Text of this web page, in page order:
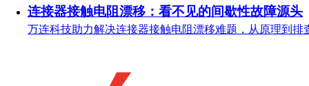
连接器接触电阻漂移：看不见的间歇性故障源头
万连科技助力解决连接器接触电阻漂移难题，从原理到排